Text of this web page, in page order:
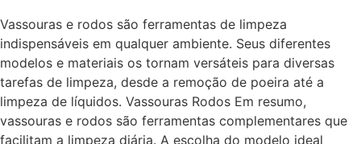
Vassouras e rodos são ferramentas de limpeza
indispensáveis em qualquer ambiente. Seus diferentes
modelos e materiais os tornam versáteis para diversas
tarefas de limpeza, desde a remoção de poeira até a
limpeza de líquidos. Vassouras Rodos Em resumo,
vassouras e rodos são ferramentas complementares que
facilitam a limpeza diária. A escolha do modelo ideal